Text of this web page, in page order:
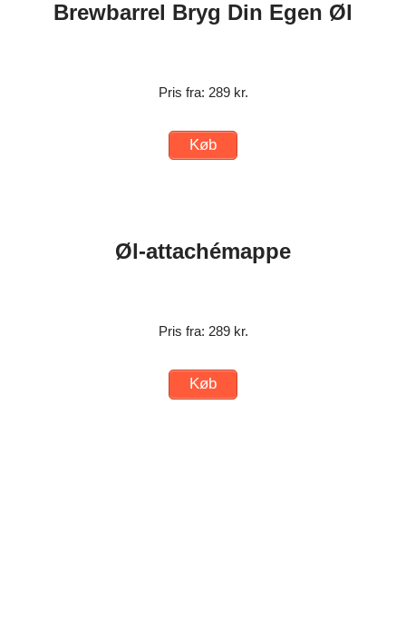
Brewbarrel Bryg Din Egen Øl
Pris fra: 289 kr.
Køb
Øl-attachémappe
Pris fra: 289 kr.
Køb